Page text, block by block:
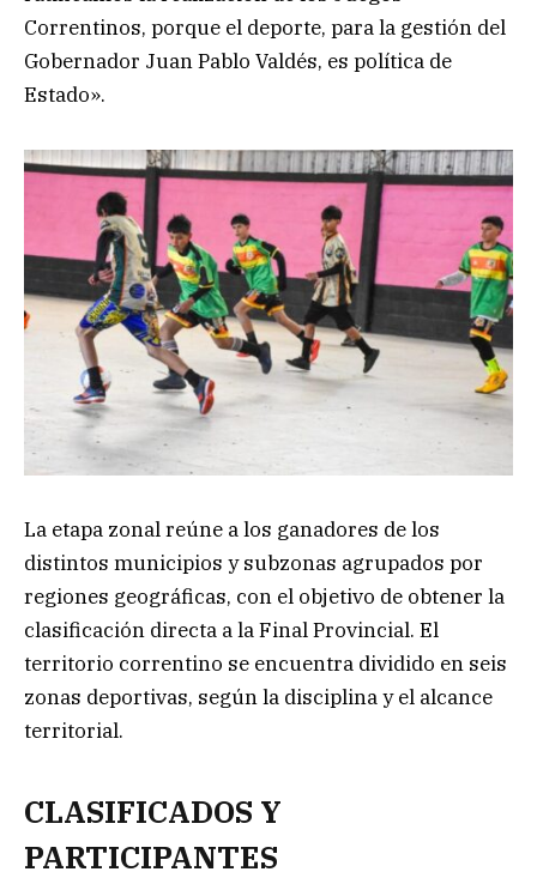
Correntinos, porque el deporte, para la gestión del
Gobernador Juan Pablo Valdés, es política de
Estado».
La etapa zonal reúne a los ganadores de los
distintos municipios y subzonas agrupados por
regiones geográficas, con el objetivo de obtener la
clasificación directa a la Final Provincial. El
territorio correntino se encuentra dividido en seis
zonas deportivas, según la disciplina y el alcance
territorial.
CLASIFICADOS Y
PARTICIPANTES